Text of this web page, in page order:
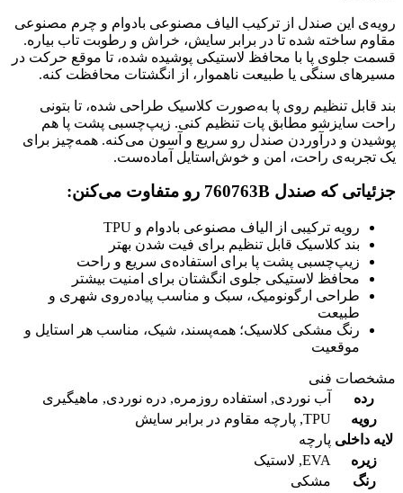
رویه‌ی این صندل از ترکیب الیاف مصنوعی بادوام و چرم مصنوعی
مقاوم ساخته شده تا در برابر سایش، خراش و رطوبت تاب بیاره.
قسمت جلوی پا با محافظ لاستیکی پوشیده شده، تا موقع حرکت در
مسیرهای سنگی یا طبیعت ناهموار، از انگشتات محافظت کنه.
بند قابل تنظیم روی پا به‌صورت کلاسیک طراحی شده، تا بتونی
راحت سایزشو مطابق پات تنظیم کنی. زیپ‌چسبی پشت پا هم
پوشیدن و درآوردن صندل رو سریع و آسون می‌کنه. همه‌چیز برای
یک تجربه‌ی راحت، امن و خوش‌استایل آماده‌ست.
جزئیاتی که صندل 760763B رو متفاوت می‌کنن:
رویه ترکیبی از الیاف مصنوعی بادوام و TPU
بند کلاسیک قابل تنظیم برای فیت شدن بهتر
زیپ‌چسبی پشت پا برای استفاده‌ی سریع و راحت
محافظ لاستیکی جلوی انگشتان برای امنیت بیشتر
طراحی ارگونومیک، سبک و مناسب پیاده‌روی شهری و
طبیعت
رنگ مشکی کلاسیک؛ همه‌پسند، شیک، مناسب هر استایل و
موقعیت
مشخصات فنی
رده
آب نوردی, استفاده روزمره, دره نوردی, ماهیگیری
رویه
TPU
, پارچه مقاوم در برابر سایش
لایه داخلی پارچه
زیره
EVA
, لاستیک
رنگ
مشکی